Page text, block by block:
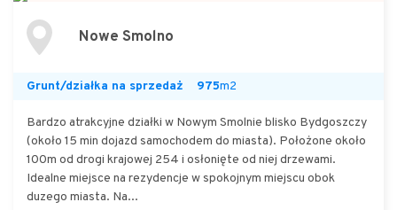
Nowe Smolno
Grunt/działka na sprzedaż 975m2
Bardzo atrakcyjne działki w Nowym Smolnie blisko Bydgoszczy
(około 15 min dojazd samochodem do miasta). Położone około
100m od drogi krajowej 254 i osłonięte od niej drzewami.
Idealne miejsce na rezydencje w spokojnym miejscu obok
duzego miasta. Na...